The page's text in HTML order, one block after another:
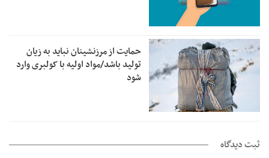
حمایت از مرزنشینان نباید به زیان
تولید باشد/مواد اولیه با کولبری وارد
شود
ثبت دیدگاه